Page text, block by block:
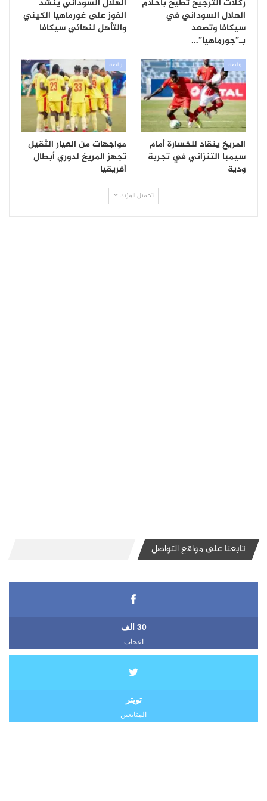
ركلات الترجيح تطيح بأحلام
الهلال السوداني في
سيكافا وتصعد
بـ”جورماهيا”…
الهلال السوداني ينشد
الفوز على غورماهيا الكيني
والتأهل لنهائي سيكافا
رياضة
المريخ ينقاد للخسارة أمام
سيمبا التنزاني في تجربة
ودية
رياضة
مواجهات من العيار الثقيل
تجهز المريخ لدوري أبطال
أفريقيا
تحميل المزيد
تابعنا على مواقع التواصل
30 الف
اعجاب
تويتر
المتابعين